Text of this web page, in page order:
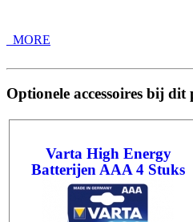
_MORE
Optionele accessoires bij
Varta High Energy
Batterijen AAA 4 Stuks